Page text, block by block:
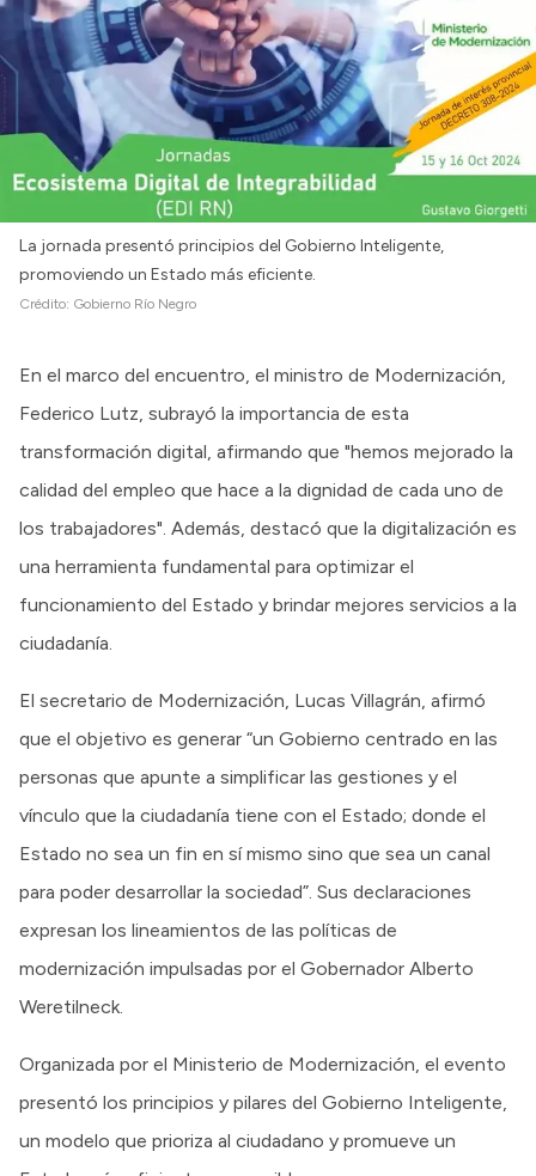
La jornada presentó principios del Gobierno Inteligente,
promoviendo un Estado más eficiente.
Crédito: Gobierno Río Negro
En el marco del encuentro, el ministro de Modernización,
Federico Lutz, subrayó la importancia de esta
transformación digital, afirmando que "hemos mejorado la
calidad del empleo que hace a la dignidad de cada uno de
los trabajadores". Además, destacó que la digitalización es
una herramienta fundamental para optimizar el
funcionamiento del Estado y brindar mejores servicios a la
ciudadanía.
El secretario de Modernización, Lucas Villagrán, afirmó
que el objetivo es generar “un Gobierno centrado en las
personas que apunte a simplificar las gestiones y el
vínculo que la ciudadanía tiene con el Estado; donde el
Estado no sea un fin en sí mismo sino que sea un canal
para poder desarrollar la sociedad”. Sus declaraciones
expresan los lineamientos de las políticas de
modernización impulsadas por el Gobernador Alberto
Weretilneck.
Organizada por el Ministerio de Modernización, el evento
presentó los principios y pilares del Gobierno Inteligente,
un modelo que prioriza al ciudadano y promueve un